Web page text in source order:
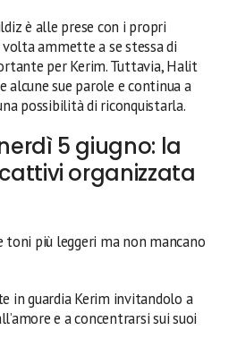
è alle prese con i propri
ammette a se stessa di
per Kerim. Tuttavia, Halit
sue parole e continua a
possibilità di riconquistarla.
5 giugno: la
organizzata
toni più leggeri ma non mancano
in guardia Kerim invitandolo a
e a concentrarsi sui suoi